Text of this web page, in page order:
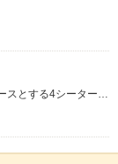
ロールスロイス初のファストバッククーペ、レイスをベースとする4シーターコンバーチブル。ドアもレイス同様後ろヒンジのものが採用された。ルーフには、電動式のソフトトップが用いられ、時速50kmまでであれば、走行中でも開閉操作でき、約20秒でフルオープンからクローズドの状態に移行できる。ねじれ剛性も高められており、メーカーは世界で最も静かなコンバーチブルとうたっている。内装はテーラーメイドの革新的技術が導入された、本杢目と皮革による豪奢な空間にしつらえられている。エンジンは、6.6LのV12ツインターボで、最高出力570ps／最大トルク820N・mを発生。8速ATとの組み合わせにより、0-100m/h加速4.9秒を実現（2016.1）